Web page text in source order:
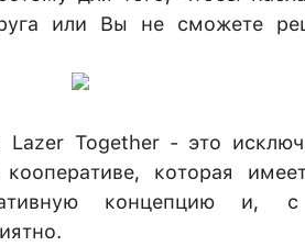
или Вы не сможете
Together - это
которая
концепцию и,